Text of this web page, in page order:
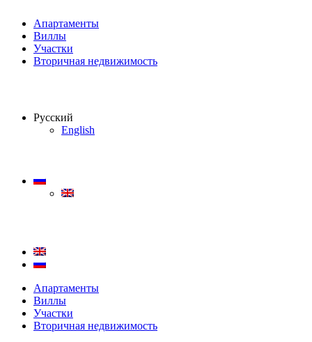
Апартаменты
Виллы
Участки
Вторичная недвижимость
Русский
English
Апартаменты
Виллы
Участки
Вторичная недвижимость